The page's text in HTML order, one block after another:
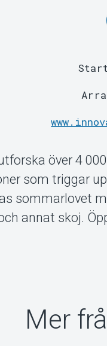
över 4
som triggar
sommarlovet
annat skoj.
Mer